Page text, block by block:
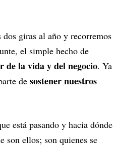
dos giras al año y recorremos
el simple hecho de
de la vida y del negocio. Ya
de sostener nuestros
está pasando y hacia dónde
son ellos; son quienes se